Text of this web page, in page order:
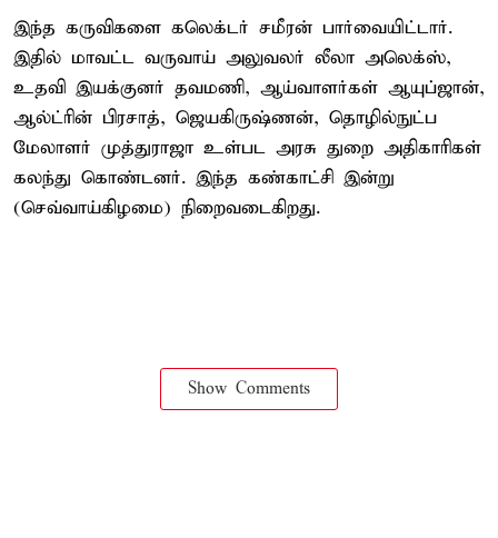
இந்த கருவிகளை கலெக்டர் சமீரன் பார்வையிட்டார்.
இதில் மாவட்ட வருவாய் அலுவலர் லீலா அலெக்ஸ்,
உதவி இயக்குனர் தவமணி, ஆய்வாளர்கள் ஆயுப்ஜான்,
ஆல்ட்ரின் பிரசாத், ஜெயகிருஷ்ணன், தொழில்நுட்ப
மேலாளர் முத்துராஜா உள்பட அரசு துறை அதிகாரிகள்
கலந்து கொண்டனர். இந்த கண்காட்சி இன்று
(செவ்வாய்கிழமை) நிறைவடைகிறது.
Show Comments